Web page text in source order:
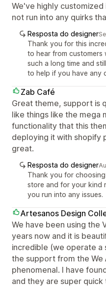
We've highly
not run into any quirks
Resposta do designer
Thank you for this
to hear from customers
such a long time and
to help if you have any
Zab Café
Great theme, support is
like things like the mega
functionality that this
deploying it with shopify
great.
Resposta do designer
Thank you for
store and for your kind
you run into any issues.
Artesanos Design
We have been using the
years now and it is
incredible (we operate a
the support from the We
phenomenal. I have
and they are super